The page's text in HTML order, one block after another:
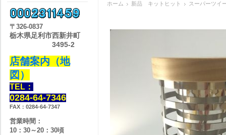
ホーム 新品 キットヒット スーパーツイ
〒 326-0837
栃木県足利市西新井町
3495-2
店舗案内（地
図）
TEL：
0284-64-7346
FAX：0284-64-7347
営業時間：
10：30～20：30頃